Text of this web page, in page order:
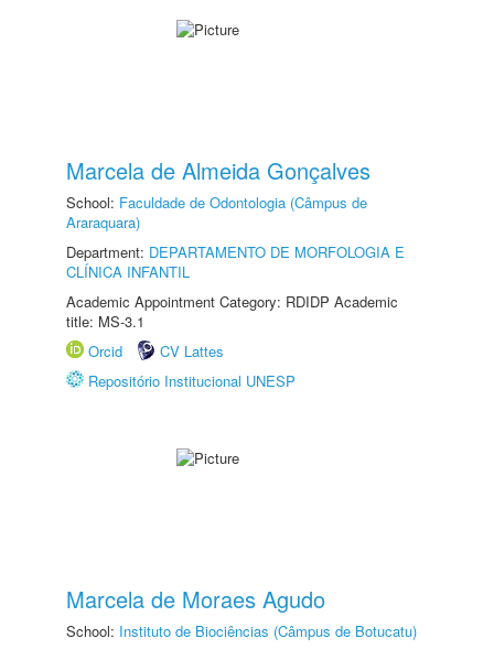
Marcela de Almeida Gonçalves
School: Faculdade de Odontologia (Câmpus de
Araraquara)
Department: DEPARTAMENTO DE MORFOLOGIA E
CLÍNICA INFANTIL
Academic Appointment Category: RDIDP Academic
title: MS-3.1
Orcid
CV Lattes
Repositório Institucional UNESP
Marcela de Moraes Agudo
School: Instituto de Biociências (Câmpus de Botucatu)